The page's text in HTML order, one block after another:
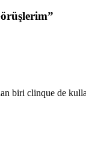
”
clinque de